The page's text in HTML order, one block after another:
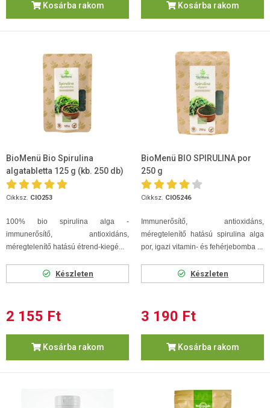
Kosárba rakom Kosárba rakom
BioMenü Bio Spirulina
algatabletta 125 g (kb. 250 db)
Cikksz. CIO253
100% bio spirulina alga -
immunerősítő, antioxidáns,
méregtelenítő hatású étrend-kiegé...
Készleten
2 155 Ft
Kosárba rakom
BioMenü BIO SPIRULINA por
250 g
Cikksz. CIO5246
Immunerősítő, antioxidáns,
méregtelenítő hatású spirulina alga
por, igazi vitamin- és fehérjebomba ...
Készleten
3 190 Ft
Kosárba rakom